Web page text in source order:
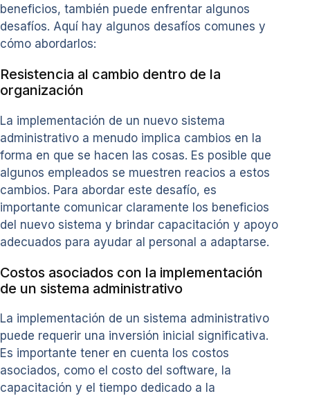
beneficios, también puede enfrentar algunos
desafíos. Aquí hay algunos desafíos comunes y
cómo abordarlos:
Resistencia al cambio dentro de la
organización
La implementación de un nuevo sistema
administrativo a menudo implica cambios en la
forma en que se hacen las cosas. Es posible que
algunos empleados se muestren reacios a estos
cambios. Para abordar este desafío, es
importante comunicar claramente los beneficios
del nuevo sistema y brindar capacitación y apoyo
adecuados para ayudar al personal a adaptarse.
Costos asociados con la implementación
de un sistema administrativo
La implementación de un sistema administrativo
puede requerir una inversión inicial significativa.
Es importante tener en cuenta los costos
asociados, como el costo del software, la
capacitación y el tiempo dedicado a la